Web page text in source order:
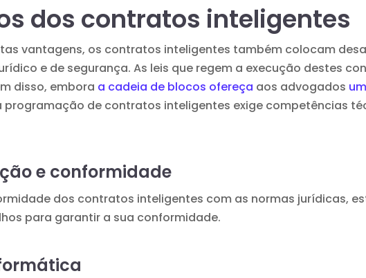
dos contratos inteligentes
vantagens, os contratos inteligentes também colocam
e de segurança. As leis que regem a execução destes
disso, embora a cadeia de blocos ofereça aos advogados
programação de contratos inteligentes exige competências
e conformidade
dos contratos inteligentes com as normas jurídicas,
para garantir a sua conformidade.